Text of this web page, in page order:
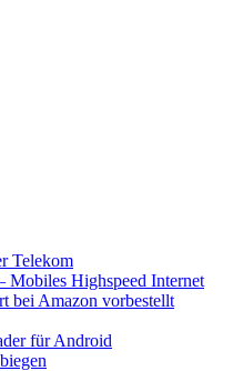
Telekom
Mobiles Highspeed Internet
bei Amazon vorbestellt
für Android